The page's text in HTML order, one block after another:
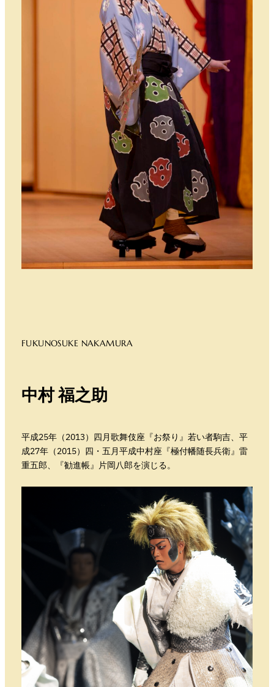
FUKUNOSUKE NAKAMURA
中村 福之助
平成25年（2013）四月歌舞伎座『お祭り』若い者駒吉、平
成27年（2015）四・五月平成中村座『極付幡随長兵衛』雷
重五郎、『勧進帳』片岡八郎を演じる。